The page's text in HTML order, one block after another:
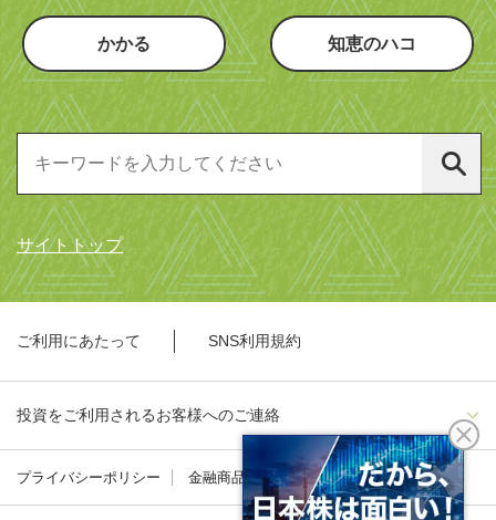
かかる 知恵のハコ
サイトトップ
ご利用にあたって SNS利用規約
投資をご利用されるお客様へのご連絡
プライバシーポリシー 金融商品勧誘方針